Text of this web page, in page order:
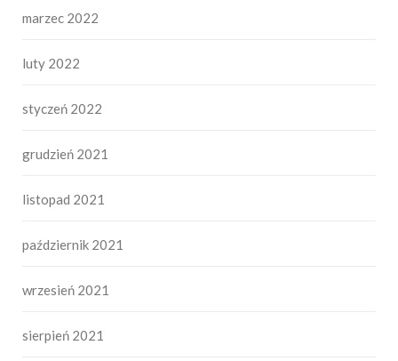
marzec 2022
luty 2022
styczeń 2022
grudzień 2021
listopad 2021
październik 2021
wrzesień 2021
sierpień 2021